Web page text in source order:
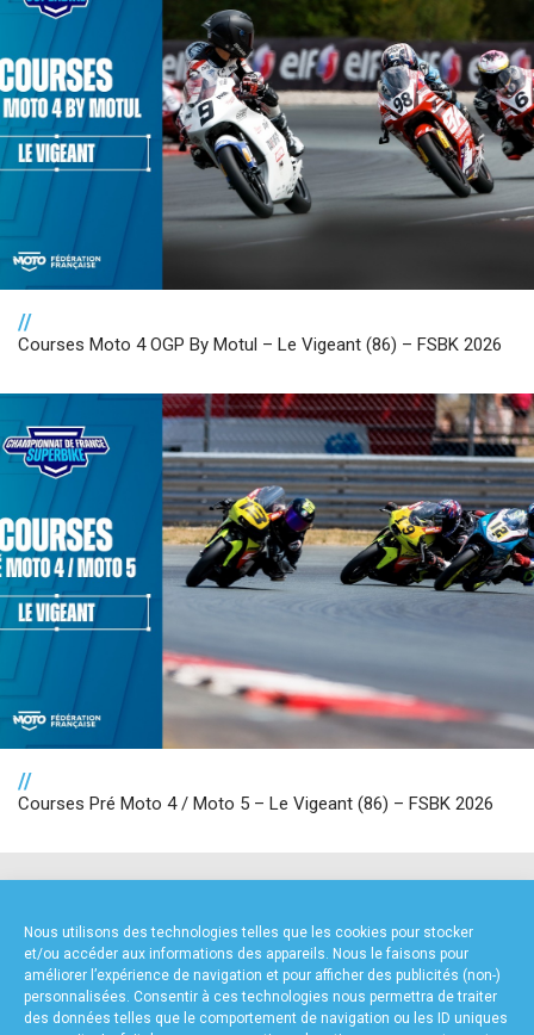
Nous utilisons des technologies telles que les cookies pour stocker
et/ou accéder aux informations des appareils. Nous le faisons pour
améliorer l’expérience de navigation et pour afficher des publicités (non-)
personnalisées. Consentir à ces technologies nous permettra de traiter
des données telles que le comportement de navigation ou les ID uniques
//
Courses Moto 4 OGP By Motul – Le Vigeant (86) – FSBK 2026
//
Courses Pré Moto 4 / Moto 5 – Le Vigeant (86) – FSBK 2026